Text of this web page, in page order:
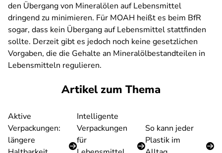
den Übergang von Mineralölen auf Lebensmittel
dringend zu minimieren. Für MOAH heißt es beim BfR
sogar, dass kein Übergang auf Lebensmittel stattfinden
sollte. Derzeit gibt es jedoch noch keine gesetzlichen
Vorgaben, die die Gehalte an Mineralölbestandteilen in
Lebensmitteln regulieren.
Artikel zum Thema
Aktive
Verpackungen:
längere
Intelligente
Verpackungen
für
So kann jeder
Plastik im